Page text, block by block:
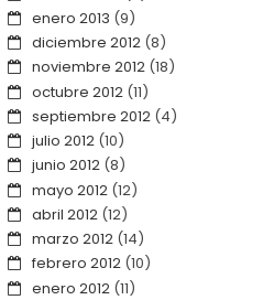
enero 2013 (9)
diciembre 2012(8)
noviembre 2012(18)
octubre 2012(11)
septiembre 2012(4)
julio 2012(10)
junio 2012(8)
mayo 2012(12)
abril 2012(12)
marzo 2012(14)
febrero 2012(10)
enero 2012(11)